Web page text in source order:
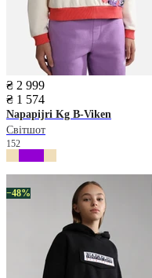
₴ 2 999
₴ 1 574
Napapijri Kg B-Viken
Світшот
152
−48%